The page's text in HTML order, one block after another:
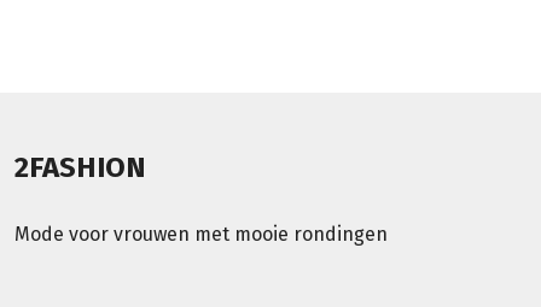
2FASHION
Mode voor vrouwen met mooie rondingen